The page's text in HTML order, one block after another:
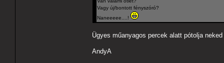
Vagy új/bontott fényszóró?
Naneeeee....!
Ügyes műanyagos percek alatt pótolja
AndyA